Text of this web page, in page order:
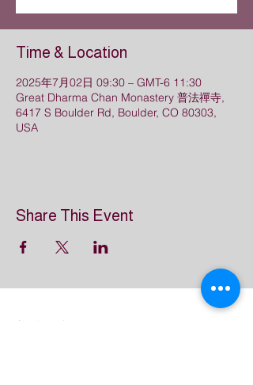
Time & Location
2025年7月02日 09:30 – GMT-6 11:30
Great Dharma Chan Monastery 普法禪寺,
6417 S Boulder Rd, Boulder, CO 80303,
USA
Share This Event